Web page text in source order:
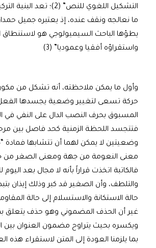
التشكيل اللغوي للنص” (2)؛
ما نعالجه ونقف عنده، إذ يعتبره جميل
يطؤها الباحث السيميولوجي هو لاستنطاق
واستقراؤه أفقيا وعموديا” (3)
وأول ما يمكن ملاحظته، أنه تشكل من
حركة تسعى لتغيير وضعية يجسدها
المسبوق بحرف النصب الدال على النفي في
فتتجسد اللحظة الزمنية كحد فاصل بين
وضعيتين لا يمكن لهما أن تتشابها
معنى النعومة من جهة ومعنى الصغر من
فالكاتبة اتخذت قراراً بأنه لا مجال بعد اليوم
والتلطف، وأن الصغير قد كبر وذلك إيذان
حالة الاستكانة والاستسلام إلى حالة
غير أن الحذف المضموني وهو حذف يتعلق
ويكسره بحيث يتراوح مضمون العنوان بين
بما يلزمنا العودة إلى المتن لاستقراء هذه